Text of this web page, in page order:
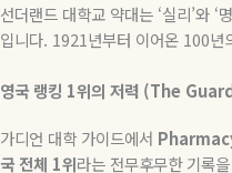
선더랜드 대학교 약대는 ‘실리’와
입니다. 1921년부터 이어온 100년
영국 랭킹 1위의 저력 (The
가디언 대학 가이드에서
국 전체 1위라는 전무후무한 기록